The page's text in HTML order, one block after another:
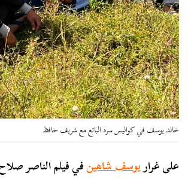
خالد يوسف في كواليس سره الباتع مع شريف حافظ
على غراريوسف شاهينفي فيلم الناصر